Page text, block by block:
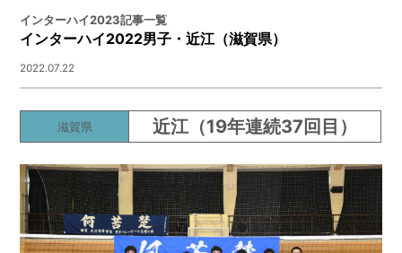
インターハイ2023記事一覧
インターハイ2022男子・近江（滋賀県）
2022.07.22
滋賀県 近江 （19年連続37回目）